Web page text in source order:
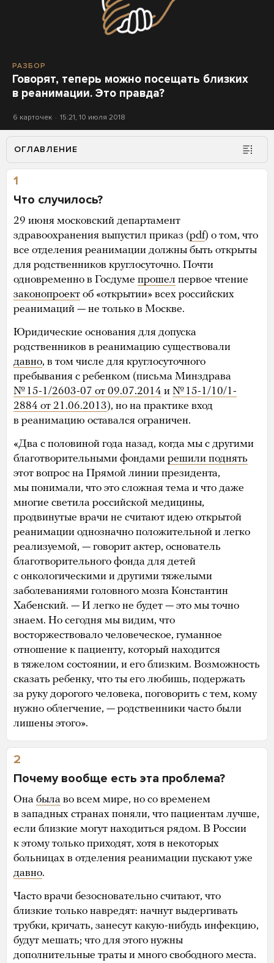
РАЗБОР
Говорят, теперь можно посещать близких
в реанимации. Это правда?
6 карточек 15:21, 10 июля 2018
ОГЛАВЛЕНИЕ
1
Что случилось?
29 июня московский департамент
здравоохранения выпустил приказ (pdf) о том, что
все отделения реанимации должны быть открыты
для родственников круглосуточно. Почти
одновременно в Госдуме прошел первое чтение
законопроект об «открытии» всех российских
реанимаций — не только в Москве.
Юридические основания для допуска
родственников в реанимацию существовали
давно, в том числе для круглосуточного
пребывания с ребенком (письма Минздрава
№ 15-1/2603-07 от 09.07.2014 и № 15-1/10/1-
2884 от 21.06.2013), но на практике вход
в реанимацию оставался ограничен.
«Два с половиной года назад, когда мы с другими
благотворительными фондами решили поднять
этот вопрос на Прямой линии президента,
мы понимали, что это сложная тема и что даже
многие светила российской медицины,
продвинутые врачи не считают идею открытой
реанимации однозначно положительной и легко
реализуемой, — говорит актер, основатель
благотворительного фонда для детей
с онкологическими и другими тяжелыми
заболеваниями головного мозга Константин
Хабенский. — И легко не будет — это мы точно
знаем. Но сегодня мы видим, что
восторжествовало человеческое, гуманное
отношение к пациенту, который находится
в тяжелом состоянии, и его близким. Возможность
сказать ребенку, что ты его любишь, подержать
за руку дорогого человека, поговорить с тем, кому
нужно облегчение, — родственники часто были
лишены этого».
2
Почему вообще есть эта проблема?
Она была во всем мире, но со временем
в западных странах поняли, что пациентам лучше,
если близкие могут находиться рядом. В России
к этому только приходят, хотя в некоторых
больницах в отделения реанимации пускают уже
давно.
Часто врачи безосновательно считают, что
близкие только навредят: начнут выдергивать
трубки, кричать, занесут какую-нибудь инфекцию,
будут мешать; что для этого нужны
дополнительные траты и много свободного места.